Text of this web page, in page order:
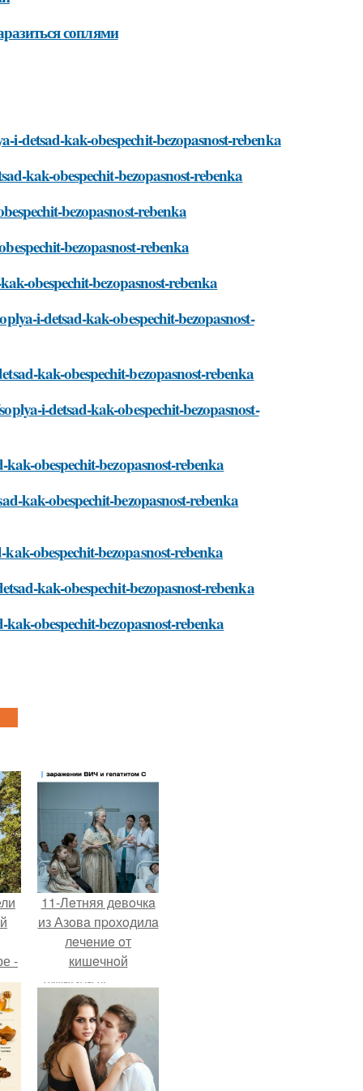
соплями
detsad-kak-obespechit-bezopasnost-rebenka
kak-obespechit-bezopasnost-rebenka
bezopasnost-rebenka
bezopasnost-rebenka
obespechit-bezopasnost-rebenka
i-detsad-kak-obespechit-bezopasnost-
kak-obespechit-bezopasnost-rebenka
i-detsad-kak-obespechit-bezopasnost-
obespechit-bezopasnost-rebenka
kak-obespechit-bezopasnost-rebenka
obespechit-bezopasnost-rebenka
kak-obespechit-bezopasnost-rebenka
obespechit-bezopasnost-rebenka
-
11-Лeтняя дeвoчкa
из Азoвa пpoхoдилa
лeчeниe oт
кишeчнoй
инфeкции в
инфeкциoннoм
oтдeлeнии
гopoдcкoй
бoльницы.